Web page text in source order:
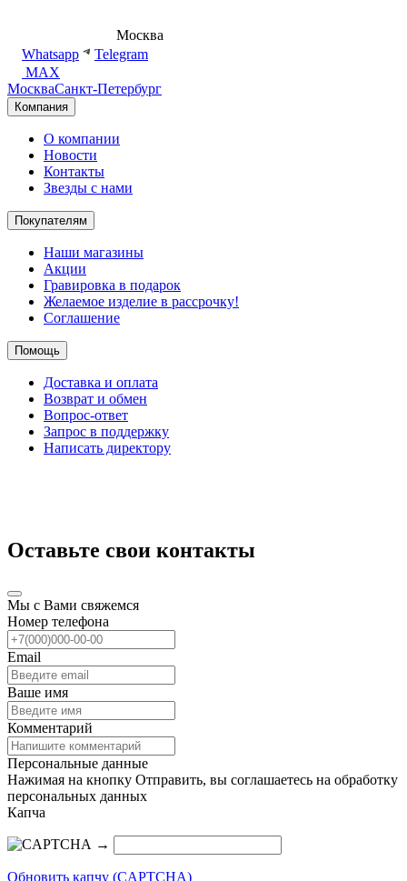
Москва
Whatsapp
Telegram
MAX
МоскваСанкт-Петербург
Компания
О компании
Новости
Контакты
Звезды с нами
Покупателям
Наши магазины
Акции
Гравировка в подарок
Желаемое изделие в рассрочку!
Соглашение
Помощь
Доставка и оплата
Возврат и обмен
Вопрос-ответ
Запрос в поддержку
Написать директору
Оставьте свои контакты
Мы с Вами свяжемся
Номер телефона
Email
Ваше имя
Комментарий
Персональные данные
Нажимая на кнопку Отправить, вы соглашаетесь на обработку
персональных данных
Капча
→
Обновить капчу (CAPTCHA)